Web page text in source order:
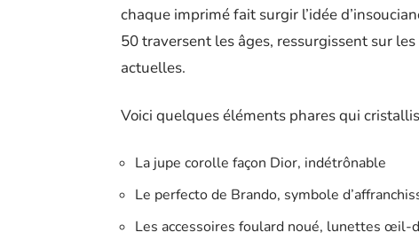
chaque imprimé fait surgir l’idée
50 traversent les âges, ressurgissent sur
actuelles.
Voici quelques éléments phares qui
La jupe corolle façon Dior, indétrônable
Le perfecto de Brando, symbole
Les accessoires foulard noué, lunettes œil-